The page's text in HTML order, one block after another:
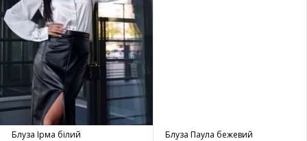
Блуза Ірма білий Блуза Паула бежевий